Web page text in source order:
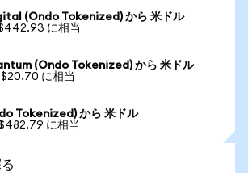
(Ondo Tokenized) から 米ドル
に相当
(Ondo Tokenized) から 米ドル
に相当
Tokenized) から 米ドル
に相当